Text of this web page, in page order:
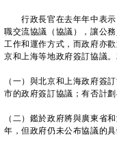
行政長官在去年年中表示
職交流協議（協議），讓公
工作和運作方式，而政府亦
京和上海等地政府簽訂協議
（一）與北京和上海政府簽
市的政府簽訂協議；有否計
（二）鑑於政府將與廣東省
年，但政府仍未公布協議的